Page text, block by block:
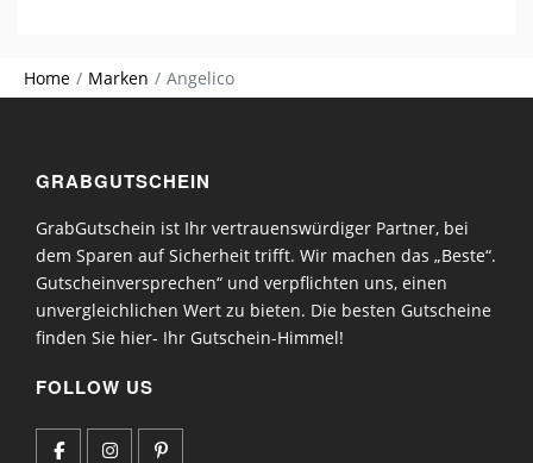
Home Marken Angelico
GRABGUTSCHEIN
GrabGutschein ist Ihr vertrauenswürdiger Partner, bei
dem Sparen auf Sicherheit trifft. Wir machen das „Beste“.
Gutscheinversprechen“ und verpflichten uns, einen
unvergleichlichen Wert zu bieten. Die besten Gutscheine
finden Sie hier- Ihr Gutschein-Himmel!
FOLLOW US